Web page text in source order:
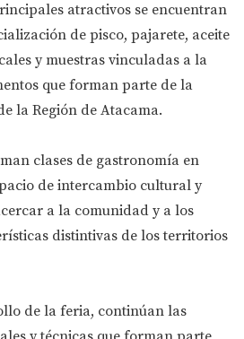
atractivos se encuentran
de pisco, pajarete, aceite
y muestras vinculadas a la
que forman parte de la
la Región de Atacama.
clases de gastronomía en
de intercambio cultural y
a la comunidad y a los
distintivas de los territorios
de la feria, continúan las